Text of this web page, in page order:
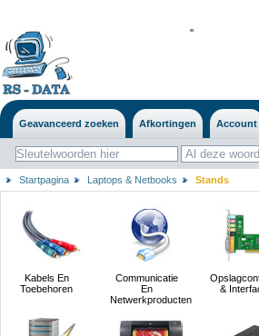
''
Geavanceerd zoeken Afkortingen Account
Startpagina Laptops & Netbooks Stands
Kabels En
Toebehoren
Communicatie
En
Netwerkproducten
&